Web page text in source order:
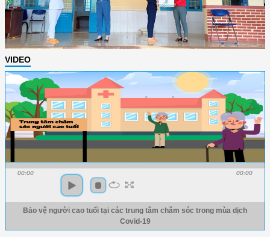
VIDEO
00:00 00:00
Bảo vệ người cao tuổi tại các trung tâm chăm sóc trong mùa dịch
Covid-19